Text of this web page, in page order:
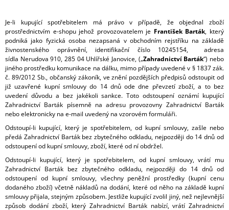
Je-li kupující spotřebitelem má právo v případě, že objednal zboží
prostřednictvím e-shopu jehož provozovatelem je František Barták, který
podniká jako fyzická osoba nezapsaná v obchodním rejstříku na základě
živnostenského oprávnění, identifikační číslo 10245154, adresa
sídla Nerudova 910, 285 04 Uhlířské Janovice, („Zahradnictví Barták“) nebo
jiného prostředku komunikace na dálku, mimo případy uvedené v § 1837 zák.
č. 89/2012 Sb., občanský zákoník, ve znění pozdějších předpisů odstoupit od
již uzavřené kupní smlouvy do 14 dnů ode dne převzetí zboží, a to bez
uvedení důvodu a bez jakékoli sankce. Toto odstoupení oznámí kupující
Zahradnictví Barták písemně na adresu provozovny Zahradnictví Barták
nebo elektronicky na e-mail uvedený na vzorovém formuláři.
Odstoupí-li kupující, který je spotřebitelem, od kupní smlouvy, zašle nebo
předá Zahradnictví Barták bez zbytečného odkladu, nejpozději do 14 dnů od
odstoupení od kupní smlouvy, zboží, které od ní obdržel.
Odstoupí-li kupující, který je spotřebitelem, od kupní smlouvy, vrátí mu
Zahradnictví Barták bez zbytečného odkladu, nejpozději do 14 dnů od
odstoupení od kupní smlouvy, všechny peněžní prostředky (kupní cenu
dodaného zboží) včetně nákladů na dodání, které od něho na základě kupní
smlouvy přijala, stejným způsobem. Jestliže kupující zvolil jiný, než nejlevnější
způsob dodání zboží, který Zahradnictví Barták nabízí, vrátí Zahradnictví